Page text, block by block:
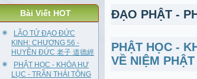
Bài Viết HOT
LÃO TỬ ĐẠO ĐỨC
KINH: CHƯƠNG 56 -
HUYỀN ĐỨC 老子 道德經
PHẬT HỌC - KHÓA HƯ
LỤC - TRẦN THÁI TÔNG
ĐẠO PHẬT -
PHẬT HỌC -
VỀ NIỆM PHẬT